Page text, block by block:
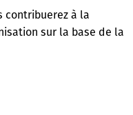
contribuerez à la
sur la base de la